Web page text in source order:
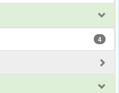
4